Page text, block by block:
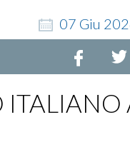
07 Giu